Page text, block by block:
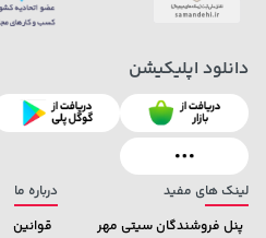
1,109,000 تومان خرید
لینک های مفید
پنل فروشندگان سیتی مهر
درباره ما
قوانین
دانلود اپلیکیشن